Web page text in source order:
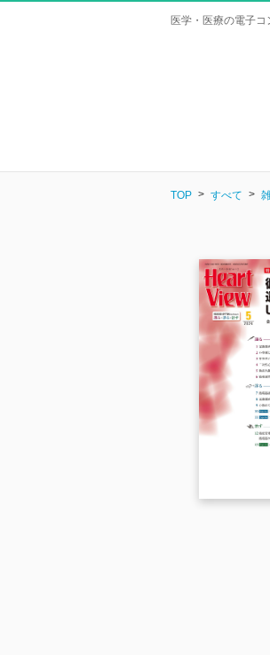
医学・医療の電子
TOP すべて